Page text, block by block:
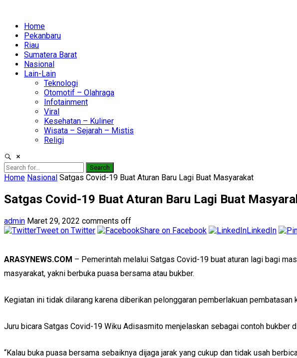
Home
Pekanbaru
Riau
Sumatera Barat
Nasional
Lain-Lain
Teknologi
Otomotif – Olahraga
Infotainment
Viral
Kesehatan – Kuliner
Wisata – Sejarah – Mistis
Religi
Search
Home Nasional Satgas Covid-19 Buat Aturan Baru Lagi Buat Masyarakat
Satgas Covid-19 Buat Aturan Baru Lagi Buat
admin Maret 29, 2022 comments off
Tweet on Twitter
Share on Facebook LinkedIn
ARASYNEWS.COM – Pemerintah melalui Satgas Covid-19 buat aturan lagi bagi
masyarakat, yakni berbuka puasa bersama atau bukber.
Kegiatan ini tidak dilarang karena diberikan pelonggaran pemberlakuan
Juru bicara Satgas Covid-19 Wiku Adisasmito menjelaskan sebagai contoh bukber
“Kalau buka puasa bersama sebaiknya dijaga jarak yang cukup dan tidak usah